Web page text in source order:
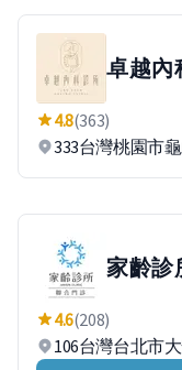
卓越內
4.8(363)
333台灣桃園市
家齡診
4.6(208)
106台灣台北市